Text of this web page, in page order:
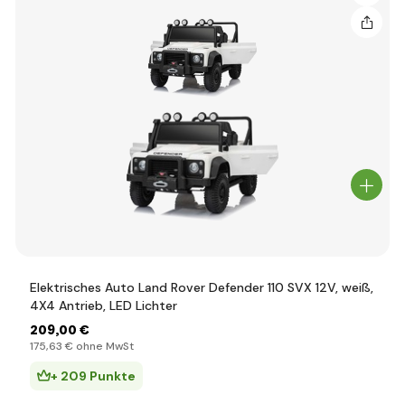
Elektrisches Auto Land Rover Defender 110 SVX 12V, weiß,
4X4 Antrieb, LED Lichter
209,00 €
175,63 € ohne MwSt
+ 209 Punkte